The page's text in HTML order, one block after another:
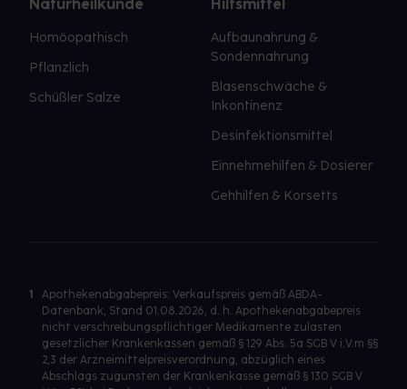
Naturheilkunde
Homöopathisch
Pflanzlich
Schüßler Salze
Hilfsmittel
Aufbaunahrung &
Sondennahrung
Blasenschwäche &
Inkontinenz
Desinfektionsmittel
Einnehmehilfen & Dosierer
Gehhilfen & Korsetts
1
Apothekenabgabepreis: Verkaufspreis gemäß ABDA-
Datenbank, Stand 01.08.2026, d. h. Apothekenabgabepreis
nicht verschreibungspflichtiger Medikamente zulasten
gesetzlicher Krankenkassen gemäß § 129 Abs. 5a SGB V i.V.m §§
2,3 der Arzneimittelpreisverordnung, abzüglich eines
Abschlags zugunsten der Krankenkasse gemäß § 130 SGB V